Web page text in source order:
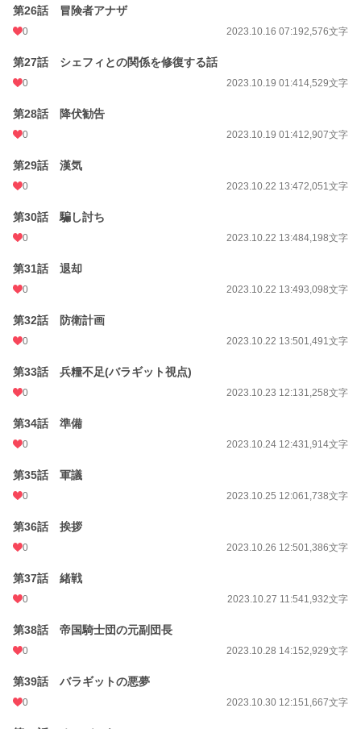
第26話 冒険者アナザ
0 2023.10.16 07:192,576文字
第27話 シェフィとの関係を修復する話
0 2023.10.19 01:414,529文字
第28話 降伏勧告
0 2023.10.19 01:412,907文字
第29話 漢気
0 2023.10.22 13:472,051文字
第30話 騙し討ち
0 2023.10.22 13:484,198文字
第31話 退却
0 2023.10.22 13:493,098文字
第32話 防衛計画
0 2023.10.22 13:501,491文字
第33話 兵糧不足(バラギット視点)
0 2023.10.23 12:131,258文字
第34話 準備
0 2023.10.24 12:431,914文字
第35話 軍議
0 2023.10.25 12:061,738文字
第36話 挨拶
0 2023.10.26 12:501,386文字
第37話 緒戦
0 2023.10.27 11:541,932文字
第38話 帝国騎士団の元副団長
0 2023.10.28 14:152,929文字
第39話 バラギットの悪夢
0 2023.10.30 12:151,667文字